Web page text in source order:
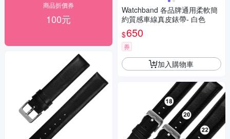
商品折價券
100元
Watchband 各品牌通用柔軟簡
約質感車線真皮錶帶- 白色
$650
券
加入購物車